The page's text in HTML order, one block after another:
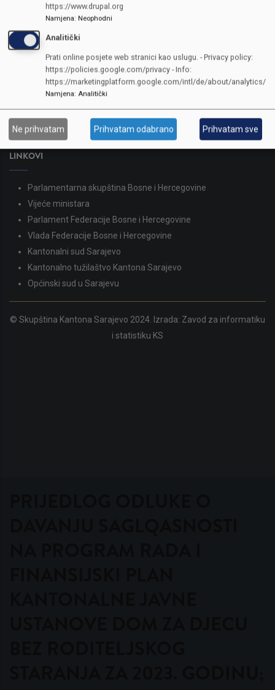
KONTAKTI
SKUPŠTINA
Adresa: Sarajevo, Reisa Džemaludina Čauševića 1
387 33 562-044
387 33 562-210
skupstina@skupstina.ks.gov.ba
LINKOVI
Parlamentarna skupština Bosne i Hercegovine
Vijeće ministara
Parlament Federacije Bosne i Hercegovine
Vlada Federacije Bosne i Hercegovine
Kantonalni sud Sarajevo
Kantonalno tužilaštvo Kantona Sarajevo
Općinski sud u Sarajevu
© Skupština Kantona Sarajevo 2024. Izrada: Zavod za informatiku
i statistiku KS
https://www.drupal.org
Namjena: Neophodni
Analitički
Prati online posjete web stranici kao uslugu. - Privacy policy:
https://policies.google.com/privacy - Info:
https://marketingplatform.google.com/intl/de/about/analytics/
Namjena: Analitički
Ne prihvatam Prihvatam odabrano Prihvatam sve